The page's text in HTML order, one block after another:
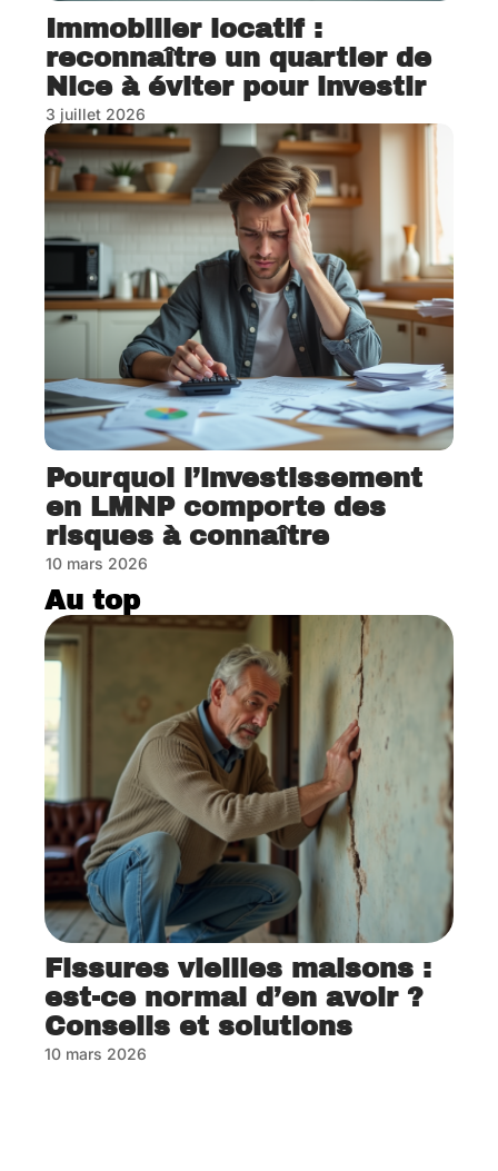
Immobilier locatif :
reconnaître un quartier de
Nice à éviter pour investir
3 juillet 2026
Pourquoi l’investissement
en LMNP comporte des
risques à connaître
10 mars 2026
Au top
Fissures vieilles maisons :
est-ce normal d’en avoir ?
Conseils et solutions
10 mars 2026